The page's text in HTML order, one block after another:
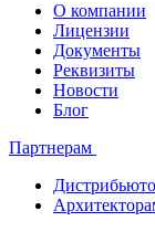
О компании
Лицензии
Документы
Реквизиты
Новости
Блог
Партнерам